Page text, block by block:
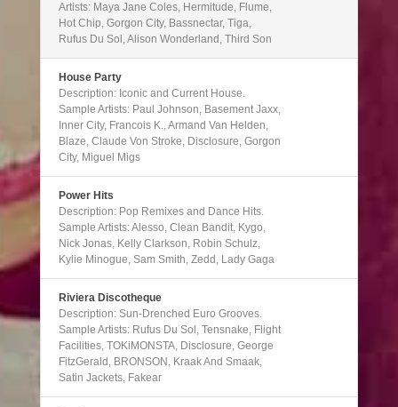
Artists: Maya Jane Coles, Hermitude, Flume,
Hot Chip, Gorgon City, Bassnectar, Tiga,
Rufus Du Sol, Alison Wonderland, Third Son
House Party
Description: Iconic and Current House.
Sample Artists: Paul Johnson, Basement Jaxx,
Inner City, Francois K., Armand Van Helden,
Blaze, Claude Von Stroke, Disclosure, Gorgon
City, Miguel Migs
Power Hits
Description: Pop Remixes and Dance Hits.
Sample Artists: Alesso, Clean Bandit, Kygo,
Nick Jonas, Kelly Clarkson, Robin Schulz,
Kylie Minogue, Sam Smith, Zedd, Lady Gaga
Riviera Discotheque
Description: Sun-Drenched Euro Grooves.
Sample Artists: Rufus Du Sol, Tensnake, Flight
Facilities, TOKiMONSTA, Disclosure, George
FitzGerald, BRONSON, Kraak And Smaak,
Satin Jackets, Fakear